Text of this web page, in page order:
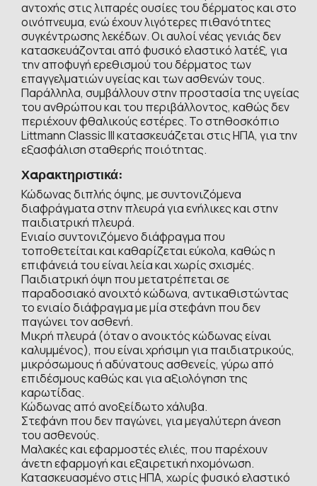
αντοχής στις λιπαρές ουσίες του δέρματος και στο
οινόπνευμα, ενώ έχουν λιγότερες πιθανότητες
συγκέντρωσης λεκέδων. Οι αυλοί νέας γενιάς δεν
κατασκευάζονται από φυσικό ελαστικό λατέξ, για
την αποφυγή ερεθισμού του δέρματος των
επαγγελματιών υγείας και των ασθενών τους.
Παράλληλα, συμβάλλουν στην προστασία της υγείας
του ανθρώπου και του περιβάλλοντος, καθώς δεν
περιέχουν φθαλικούς εστέρες. Το στηθοσκόπιο
Littmann Classic III κατασκευάζεται στις ΗΠΑ, για την
εξασφάλιση σταθερής ποιότητας.
Χαρακτηριστικά:
Κώδωνας διπλής όψης, με συντονιζόμενα
διαφράγματα στην πλευρά για ενήλικες και στην
παιδιατρική πλευρά.
Ενιαίο συντονιζόμενο διάφραγμα που
τοποθετείται και καθαρίζεται εύκολα, καθώς η
επιφάνειά του είναι λεία και χωρίς σχισμές.
Παιδιατρική όψη που μετατρέπεται σε
παραδοσιακό ανοιχτό κώδωνα, αντικαθιστώντας
το ενιαίο διάφραγμα με μία στεφάνη που δεν
παγώνει τον ασθενή.
Μικρή πλευρά (όταν ο ανοικτός κώδωνας είναι
καλυμμένος), που είναι χρήσιμη για παιδιατρικούς,
μικρόσωμους ή αδύνατους ασθενείς, γύρω από
επιδέσμους καθώς και για αξιολόγηση της
καρωτίδας.
Κώδωνας από ανοξείδωτο χάλυβα.
Στεφάνη που δεν παγώνει, για μεγαλύτερη άνεση
του ασθενούς.
Μαλακές και εφαρμοστές ελιές, που παρέχουν
άνετη εφαρμογή και εξαιρετική ηχομόνωση.
Κατασκευασμένο στις ΗΠΑ, χωρίς φυσικό ελαστικό